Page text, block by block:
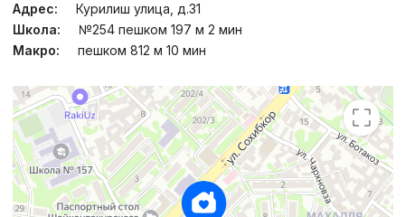
Адрес:
Курилиш улица, д.31
Школа:
№254 пешком 197 м 2 мин
Макро:
пешком 812 м 10 мин